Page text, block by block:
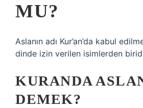
MU?
Aslanın adı Kur’an’da kabul
dinde izin verilen isimlerden
KURANDA
DEMEK?